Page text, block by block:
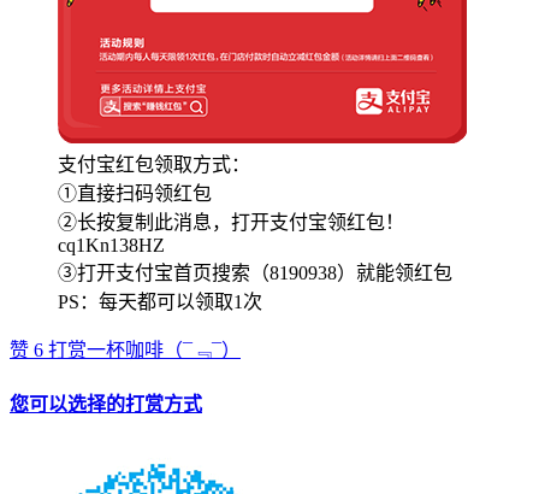
支付宝红包领取方式：
①直接扫码领红包
②长按复制此消息，打开支付宝领红包！
cq1Kn138HZ
③打开支付宝首页搜索（8190938）就能领红包
PS：每天都可以领取1次
赞 6 打赏一杯咖啡 （¯﹃¯）
您可以选择的打赏方式